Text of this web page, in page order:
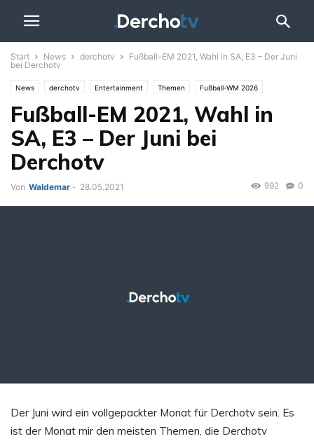
Start News derchotv
Fußball-EM 2021, Wahl in SA, E3 – Der Juni
bei Derchotv
News derchotv Entertainment Themen Fußball-WM 2026
Games Unterhaltung GAMESLIVE Video Information Politik
Specials Sport UPDATE Wahlen
Fußball-EM 2021, Wahl in
SA, E3 – Der Juni bei
Derchotv
Von Waldemar - 28.05.2021 0
992
Der Juni wird ein vollgepackter Monat für Derchotv sein. Es
ist der Monat mir den meisten Themen, die Derchotv